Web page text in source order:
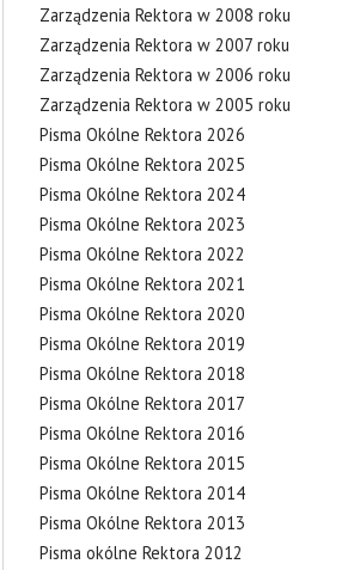
Zarządzenia Rektora w 2008 roku
Zarządzenia Rektora w 2007 roku
Zarządzenia Rektora w 2006 roku
Zarządzenia Rektora w 2005 roku
Pisma Okólne Rektora 2026
Pisma Okólne Rektora 2025
Pisma Okólne Rektora 2024
Pisma Okólne Rektora 2023
Pisma Okólne Rektora 2022
Pisma Okólne Rektora 2021
Pisma Okólne Rektora 2020
Pisma Okólne Rektora 2019
Pisma Okólne Rektora 2018
Pisma Okólne Rektora 2017
Pisma Okólne Rektora 2016
Pisma Okólne Rektora 2015
Pisma Okólne Rektora 2014
Pisma Okólne Rektora 2013
Pisma okólne Rektora 2012